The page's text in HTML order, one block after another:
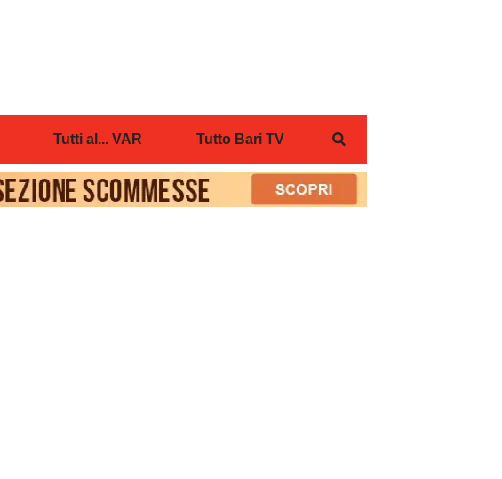
Tutti al... VAR Tutto Bari TV